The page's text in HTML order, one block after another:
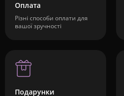
Оплата
Різні способи оплати для
вашої зручності
Подарунки